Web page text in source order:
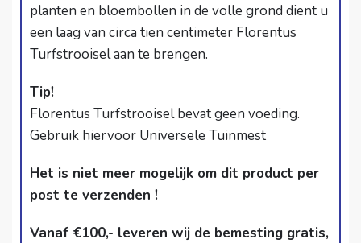
planten en bloembollen in de volle grond dient u
een laag van circa tien centimeter Florentus
Turfstrooisel aan te brengen.
Tip!
Florentus Turfstrooisel bevat geen voeding.
Gebruik hiervoor Universele Tuinmest
Het is niet meer mogelijk om dit product per
post te verzenden !
Vanaf €100,- leveren wij de bemesting gratis,